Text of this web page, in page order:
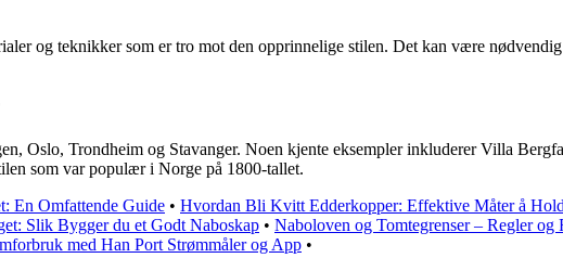
og teknikker som er tro mot den opprinnelige stilen. Det kan være
Oslo, Trondheim og Stavanger. Noen kjente eksempler inkluderer Villa
som var populær i Norge på 1800-tallet.
En Omfattende Guide • Hvordan Bli Kvitt Edderkopper: Effektive Måter å
Slik Bygger du et Godt Naboskap • Naboloven og Tomtegrenser – Regler og
med Han Port Strømmåler og App •